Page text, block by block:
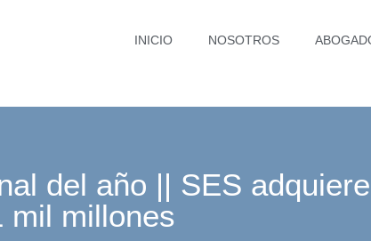
INICIO NOSOTROS
del año || SES
mil millones